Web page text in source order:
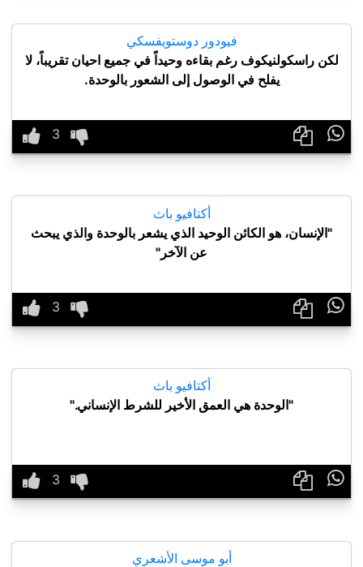
فيودور دوستويفسكي
لكن راسكولنيكوف رغم بقاءه وحيداً في جميع احيان تقريباً، لا
يفلح في الوصول إلى الشعور بالوحدة.

أكتافيو باث
"الإنسان، هو الكائن الوحيد الذي يشعر بالوحدة والذي يبحث
عن الآخر"

أكتافيو باث
"الوحدة هي العمق الأخير للشرط الإنساني."

أبو موسى الأشعري